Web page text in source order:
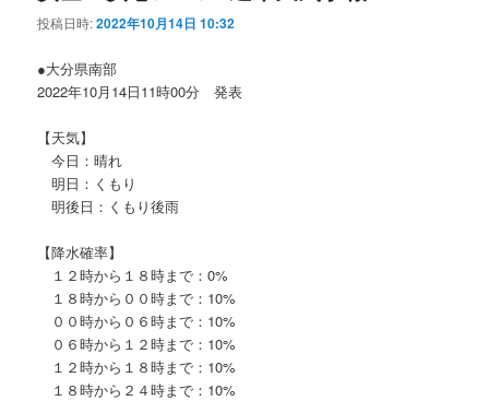
投稿日時:2022年10月14日 10:32
●大分県南部
2022年10月14日11時00分 発表
【天気】
今日：晴れ
明日：くもり
明後日：くもり後雨
【降水確率】
１２時から１８時まで：0%
１８時から００時まで：10%
００時から０６時まで：10%
０６時から１２時まで：10%
１２時から１８時まで：10%
１８時から２４時まで：10%